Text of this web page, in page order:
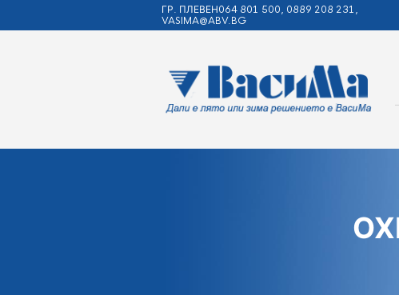
ГР. ПЛЕВЕН064 801 500, 0889 208 231,
VASIMA@ABV.BG